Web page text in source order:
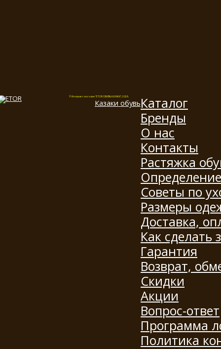
© Интернет-магазин "ETOR ОБУВЬ КАЗАКИ", 2026.
Казаки обувьКаталог
Бренды
О нас
Контакты
Растяжка
Советы по
Размеры
Доставка,
Как сделать
Гарантия
Возврат,
Скидки
Акции
Вопрос-ответ
Программа
Политика